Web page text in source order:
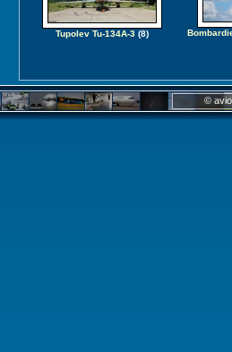
Tupolev Tu-134A-3 (8)
©